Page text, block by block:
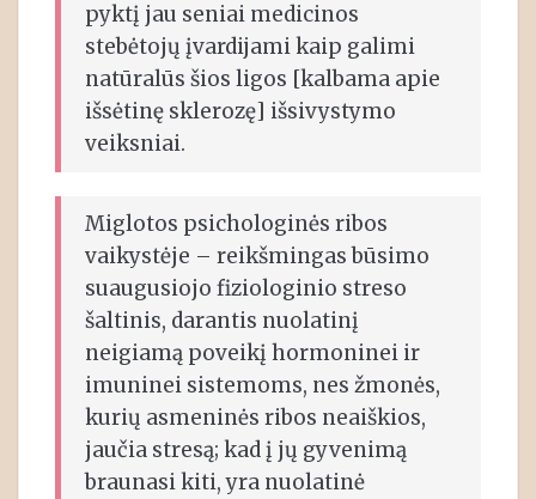
pyktį jau seniai medicinos
stebėtojų įvardijami kaip galimi
natūralūs šios ligos [kalbama apie
išsėtinę sklerozę] išsivystymo
veiksniai.
Miglotos psichologinės ribos
vaikystėje – reikšmingas būsimo
suaugusiojo fiziologinio streso
šaltinis, darantis nuolatinį
neigiamą poveikį hormoninei ir
imuninei sistemoms, nes žmonės,
kurių asmeninės ribos neaiškios,
jaučia stresą; kad į jų gyvenimą
braunasi kiti, yra nuolatinė